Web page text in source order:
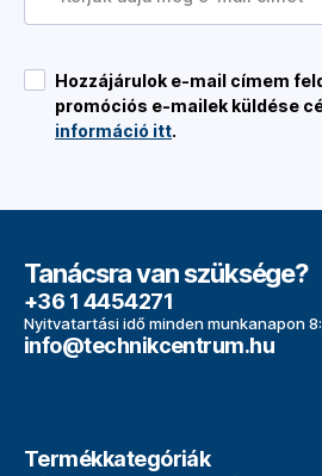
Hozzájárulok e-mail címem
promóciós e-mailek küldése
információ itt.
Tanácsra van szüksége?
+36 1 4454271
Nyitvatartási idő minden munkanapon
info@technikcentrum.hu
Termékkategóriák